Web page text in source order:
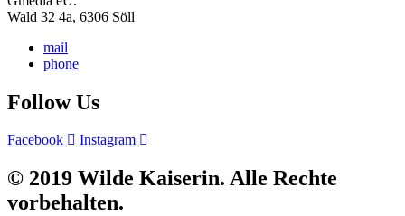
Wald 32 4a, 6306 Söll
mail
phone
Follow Us
Facebook Instagram
© 2019 Wilde Kaiserin. Alle Rechte
vorbehalten.